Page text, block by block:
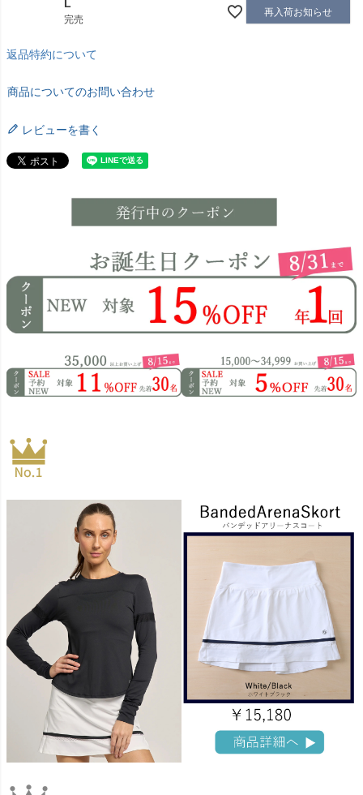
L
完売
再入荷お知らせ
返品特約について
商品についてのお問い合わせ
レビューを書く